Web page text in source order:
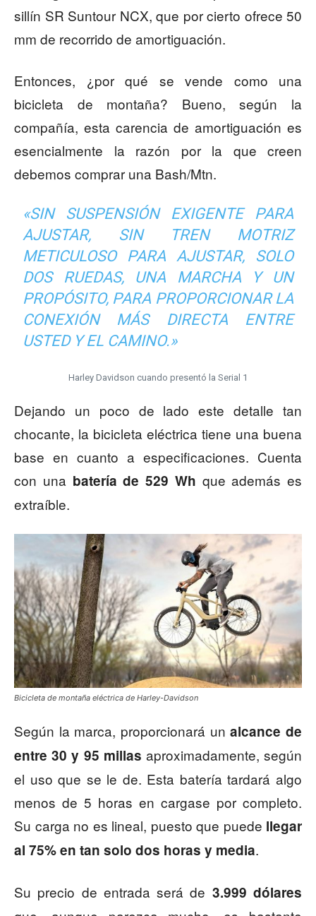
sillín SR Suntour NCX, que por cierto ofrece 50
mm de recorrido de amortiguación.
Entonces, ¿por qué se vende como una
bicicleta de montaña? Bueno, según la
compañía, esta carencia de amortiguación es
esencialmente la razón por la que creen
debemos comprar una Bash/Mtn.
«SIN SUSPENSIÓN EXIGENTE PARA
AJUSTAR, SIN TREN MOTRIZ
METICULOSO PARA AJUSTAR, SOLO
DOS RUEDAS, UNA MARCHA Y UN
PROPÓSITO, PARA PROPORCIONAR LA
CONEXIÓN MÁS DIRECTA ENTRE
USTED Y EL CAMINO.»
Harley Davidson cuando presentó la Serial 1
Dejando un poco de lado este detalle tan
chocante, la bicicleta eléctrica tiene una buena
base en cuanto a especificaciones. Cuenta
con una batería de 529 Wh que además es
extraíble.
Bicicleta de montaña eléctrica de Harley-Davidson
Según la marca, proporcionará unalcance de
entre 30 y 95 millas aproximadamente, según
el uso que se le de. Esta batería tardará algo
menos de 5 horas en cargase por completo.
Su carga no es lineal, puesto que puede llegar
al 75% en tan solo dos horas y media.
Su precio de entrada será de 3.999 dólares